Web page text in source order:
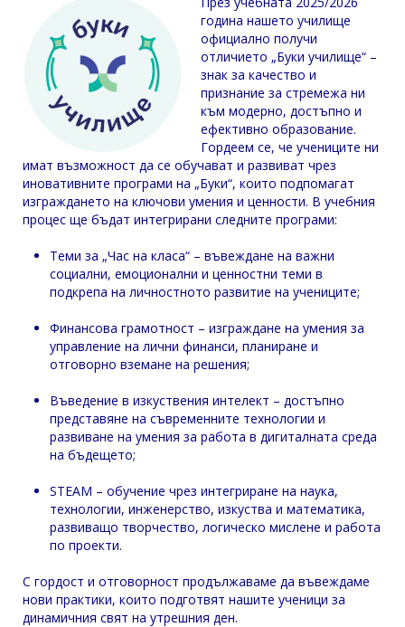
година нашето училище
официално получи
отличието „Буки училище“ –
знак за качество и
признание за стремежа ни
към модерно, достъпно и
ефективно образование.
Гордеем се, че учениците ни
имат възможност да се обучават и развиват чрез
иновативните програми на „Буки“, които подпомагат
изграждането на ключови умения и ценности. В учебния
процес ще бъдат интегрирани следните програми:
Теми за „Час на класа“ – въвеждане на важни
социални, емоционални и ценностни теми в
подкрепа на личностното развитие на учениците;
Финансова грамотност – изграждане на умения за
управление на лични финанси, планиране и
отговорно вземане на решения;
Въведение в изкуствения интелект – достъпно
представяне на съвременните технологии и
развиване на умения за работа в дигиталната среда
на бъдещето;
STEAM – обучение чрез интегриране на наука,
технологии, инженерство, изкуства и математика,
развиващо творчество, логическо мислене и работа
по проекти.
С гордост и отговорност продължаваме да въвеждаме
нови практики, които подготвят нашите ученици за
динамичния свят на утрешния ден.